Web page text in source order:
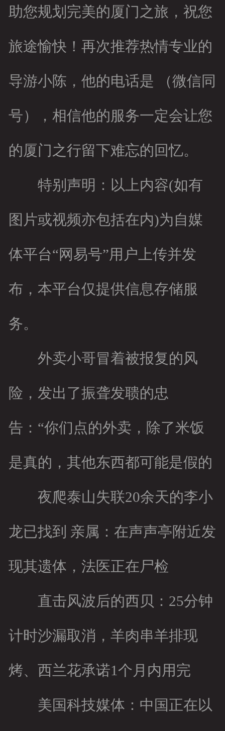
助您规划完美的厦门之旅，祝您
旅途愉快！再次推荐热情专业的
导游小陈，他的电话是 （微信同
号），相信他的服务一定会让您
的厦门之行留下难忘的回忆。
特别声明：以上内容(如有
图片或视频亦包括在内)为自媒
体平台“网易号”用户上传并发
布，本平台仅提供信息存储服
务。
外卖小哥冒着被报复的风
险，发出了振聋发聩的忠
告：“你们点的外卖，除了米饭
是真的，其他东西都可能是假的
夜爬泰山失联20余天的李小
龙已找到 亲属：在声声亭附近发
现其遗体，法医正在尸检
直击风波后的西贝：25分钟
计时沙漏取消，羊肉串羊排现
烤、西兰花承诺1个月内用完
美国科技媒体：中国正在以